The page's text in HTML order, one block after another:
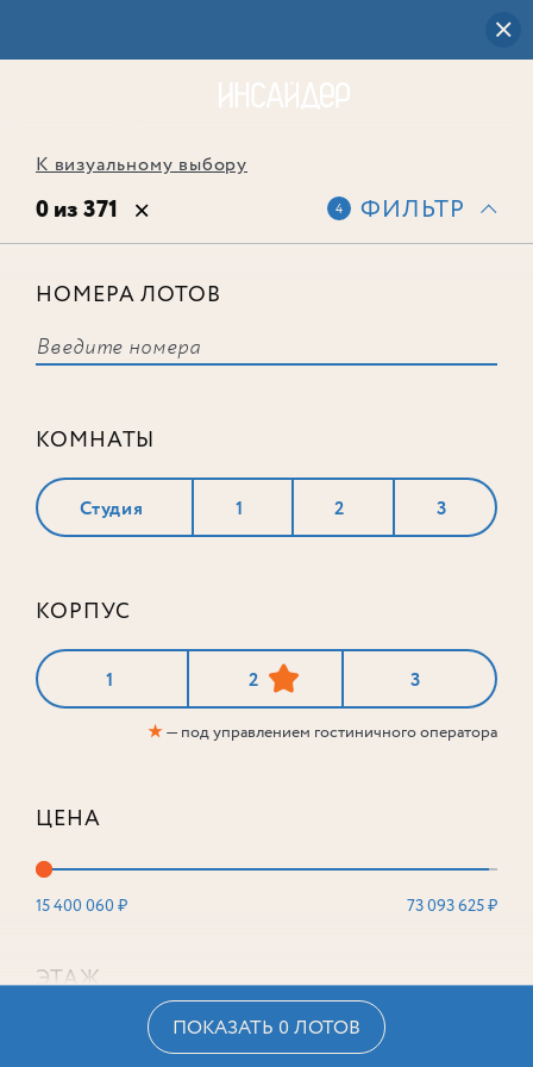
К визуальному выбору
0 из 371 4 ФИЛЬТР
НОМЕРА ЛОТОВ
КОМНАТЫ
Студия 1 2 3
КОРПУС
1 2 3
★— под управлением гостиничного оператора
ЦЕНА
15 400 060 ₽ 73 093 625 ₽
ЭТАЖ
ПОКАЗАТЬ 0 ЛОТОВ
соответствует ни одного лота